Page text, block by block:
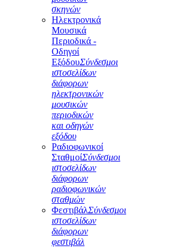
σκηνών
Ηλεκτρονικά
Μουσικά
Περιοδικά -
Οδηγοί
ΕξόδουΣύνδεσμοι
ιστοσελίδων
διάφορων
ηλεκτρονικών
μουσικών
περιοδικών
και οδηγών
εξόδου
Ραδιοφωνικοί
ΣταθμοίΣύνδεσμοι
ιστοσελίδων
διάφορων
ραδιοφωνικών
σταθμών
ΦεστιβάλΣύνδεσμοι
ιστοσελίδων
διάφορων
φεστιβάλ